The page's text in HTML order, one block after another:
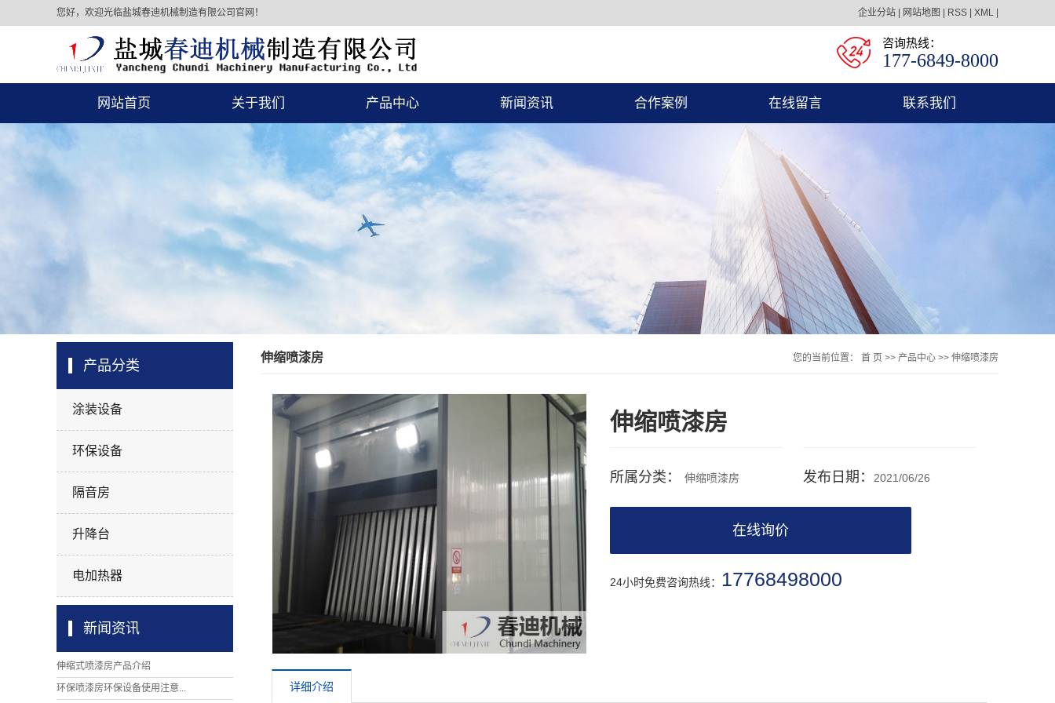
您好，欢迎光临盐城春迪机械制造有限公司官网！ 企业分站 网站地图 RSS XML
咨询热线：
177-6849-8000
网站首页 关于我们
公司简介
公司资质
联系我们
产品中心
涂装设备
环保设备
隔音房
升降台
新闻资讯
公司新闻
行业新闻
常见问题
合作案例 在线留言 联系我们
产品分类
涂装设备
环保设备
隔音房
升降台
电加热器
新闻资讯
伸缩式喷漆房产品介绍
环保喷漆房环保设备使用注意...
伸缩喷漆房 您的当前位置： 首 页 >> 产品中心 >> 伸缩喷漆房
伸缩喷漆房
所属分类： 伸缩喷漆房 发布日期： 2021/06/26
在线询价
24小时免费咨询热线： 17768498000
详细介绍